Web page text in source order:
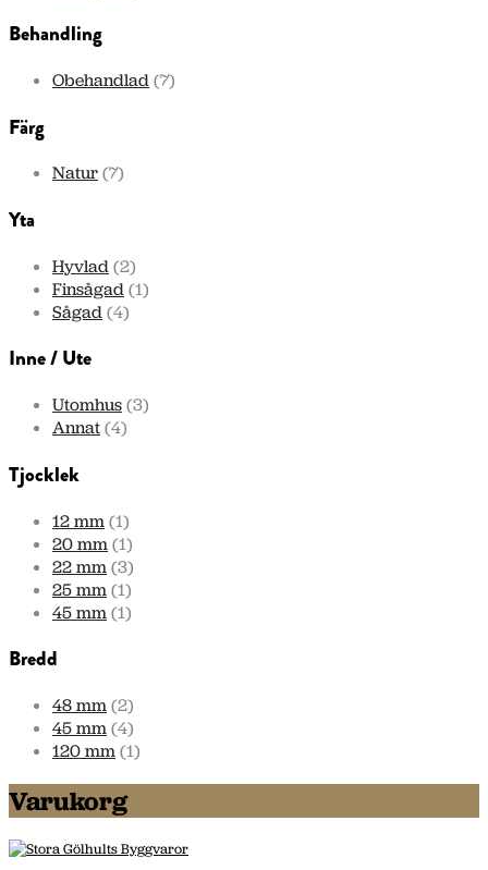
Behandling
Obehandlad(7)
Färg
Natur(7)
Yta
Hyvlad(2)
Finsågad(1)
Sågad(4)
Inne / Ute
Utomhus(3)
Annat(4)
Tjocklek
12 mm(1)
20 mm(1)
22 mm(3)
25 mm(1)
45 mm(1)
Bredd
48 mm(2)
45 mm(4)
120 mm(1)
Varukorg